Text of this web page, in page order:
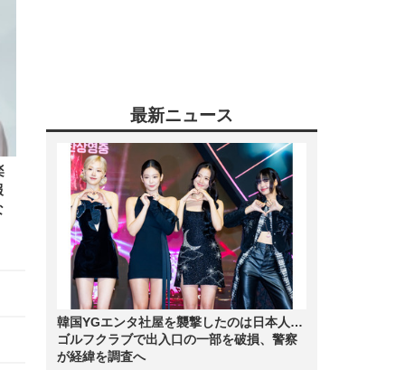
最新ニュース
韓国YGエンタ社屋を襲撃したのは日本人…
ゴルフクラブで出入口の一部を破損、警察
が経緯を調査へ